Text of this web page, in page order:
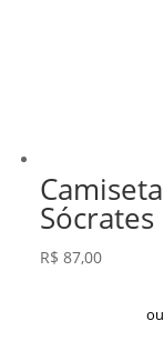
Sócrates
R$ 87,00